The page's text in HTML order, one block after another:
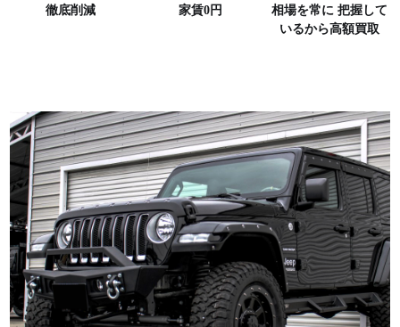
徹底削減
家賃0円
相場を常に把握して
いるから高額買取